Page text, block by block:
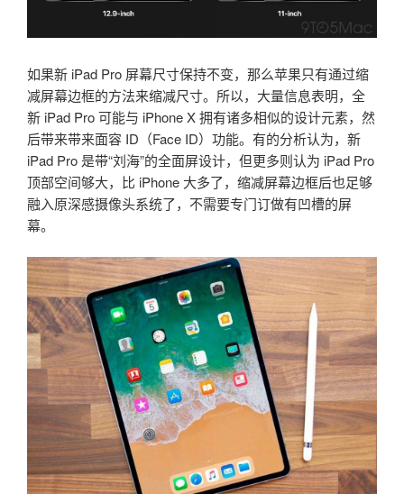
如果新 iPad Pro 屏幕尺寸保持不变，那么苹果只有通过缩
减屏幕边框的方法来缩减尺寸。所以，大量信息表明，全
新 iPad Pro 可能与 iPhone X 拥有诸多相似的设计元素，然
后带来带来面容 ID（Face ID）功能。有的分析认为，新
iPad Pro 是带“刘海”的全面屏设计，但更多则认为 iPad Pro
顶部空间够大，比 iPhone 大多了，缩减屏幕边框后也足够
融入原深感摄像头系统了，不需要专门订做有凹槽的屏
幕。